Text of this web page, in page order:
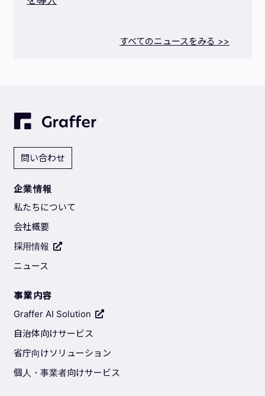
すべてのニュースをみる >>
問い合わせ
企業情報
私たちについて
会社概要
採用情報
ニュース
事業内容
Graffer AI Solution
自治体向けサービス
省庁向けソリューション
個人・事業者向けサービス